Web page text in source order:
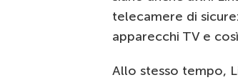
telecamere di
apparecchi TV e
Allo stesso tempo,